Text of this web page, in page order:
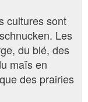
cultures sont
Les
du blé, des
maïs en
des prairies